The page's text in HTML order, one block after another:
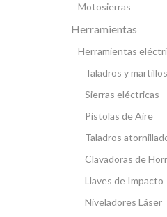
Motosierras
Herramientas
Herramientas
Taladros y martillos
Sierras eléctricas
Pistolas de Aire
Taladros
Clavadoras de
Llaves de Impacto
Niveladores Láser